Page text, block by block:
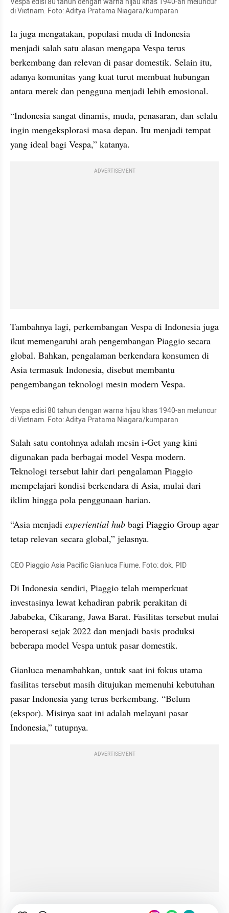
di Vietnam. Foto: Aditya Pratama Niagara/kumparan
Ia juga mengatakan, populasi muda di Indonesia
menjadi salah satu alasan mengapa Vespa terus
berkembang dan relevan di pasar domestik. Selain itu,
adanya komunitas yang kuat turut membuat hubungan
antara merek dan pengguna menjadi lebih emosional.
“Indonesia sangat dinamis, muda, penasaran, dan selalu
ingin mengeksplorasi masa depan. Itu menjadi tempat
yang ideal bagi Vespa,” katanya.
ADVERTISEMENT
Tambahnya lagi, perkembangan Vespa di Indonesia juga
ikut memengaruhi arah pengembangan Piaggio secara
global. Bahkan, pengalaman berkendara konsumen di
Asia termasuk Indonesia, disebut membantu
pengembangan teknologi mesin modern Vespa.
Vespa edisi 80 tahun dengan warna hijau khas 1940-an meluncur
di Vietnam. Foto: Aditya Pratama Niagara/kumparan
Salah satu contohnya adalah mesin i-Get yang kini
digunakan pada berbagai model Vespa modern.
Teknologi tersebut lahir dari pengalaman Piaggio
mempelajari kondisi berkendara di Asia, mulai dari
iklim hingga pola penggunaan harian.
“Asia menjadi experiential hub bagi Piaggio Group agar
tetap relevan secara global,” jelasnya.
CEO Piaggio Asia Pacific Gianluca Fiume. Foto: dok. PID
Di Indonesia sendiri, Piaggio telah memperkuat
investasinya lewat kehadiran pabrik perakitan di
Jababeka, Cikarang, Jawa Barat. Fasilitas tersebut mulai
beroperasi sejak 2022 dan menjadi basis produksi
beberapa model Vespa untuk pasar domestik.
Gianluca menambahkan, untuk saat ini fokus utama
fasilitas tersebut masih ditujukan memenuhi kebutuhan
pasar Indonesia yang terus berkembang. “Belum
(ekspor). Misinya saat ini adalah melayani pasar
Indonesia,” tutupnya.
ADVERTISEMENT